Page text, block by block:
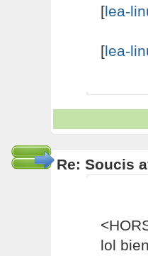
[lea-
[lea-
Re: Soucis
lol